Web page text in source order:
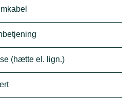
(hætte el. lign.)